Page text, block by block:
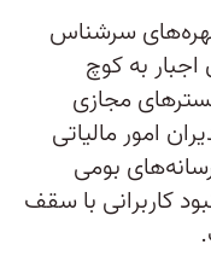
سرشناس
به کوچ
مجازی
امور مالیاتی
بومی
کاربرانی با سقف